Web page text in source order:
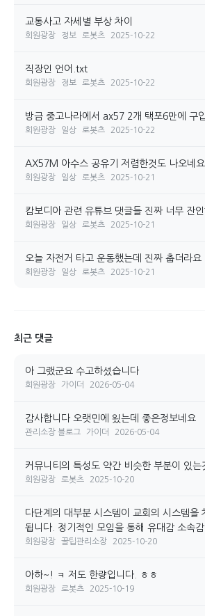
교통사고 자세별 부상 차이
회원광장 정보 로봇츠 2025-10-22
직장인 언어.txt
회원광장 정보 로봇츠 2025-10-22
방금 중고나라에서 ax57 2개 택포6만에 구
회원광장 일상 로봇츠 2025-10-22
AX57M 아수스 공유기 저렴한것도 나오네요
회원광장 일상 로봇츠 2025-10-21
캄보디아 관련 유튜브 댓글들 진짜 너무 잔
회원광장 일상 로봇츠 2025-10-21
오늘 자전거 타고 운동했는데 진짜 춥더라요
회원광장 일상 로봇츠 2025-10-21
최근 댓글
아 그랬군요 수고하셨습니다
회원광장 가이더 2026-05-04
감사합니다 오랫민에 욌는데 좋은정보네요
관리소장 블로그 가이더 2026-05-04
커뮤니티의 특성도 약간 비슷한 부분이 있는
회원광장 로봇츠 2025-10-20
다단계의 대부분 시스템이 교회의 시스템을
됩니다. 정기적인 모임을 통해 유대감 소속감
회원광장 꿀팁관리소장 2025-10-20
아하~! ㅋ 저도 한량입니다. ㅎㅎ
회원광장 로봇츠 2025-10-19